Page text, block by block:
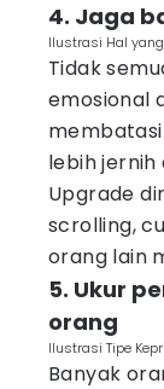
4. Jaga
Ilustrasi Hal
Tidak
emosional
lebih jernih
Upgrade
scrolling,
orang lain
5. Ukur
orang
Ilustrasi Tipe
Banyak